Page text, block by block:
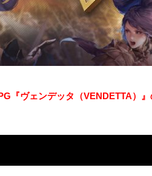
ヴェンデッタ（VENDETTA）